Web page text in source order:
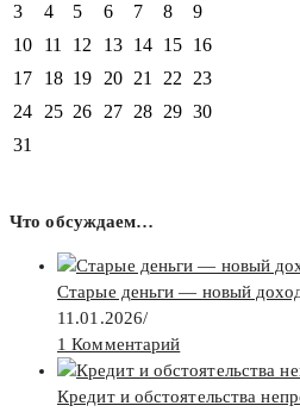
3
4 5 6 7 8
9
10
11 12 13 14 15 16
17
18 19 20 21 22
23
24
25 26 27 28 29 30
31
Что обсуждаем…
Старые деньги — новый
11.01.2026/
1 Комментарий
Кредит и обстоятельства